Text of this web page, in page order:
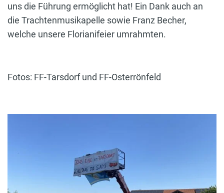
uns die Führung ermöglicht hat! Ein Dank auch an
die Trachtenmusikapelle sowie Franz Becher,
welche unsere Florianifeier umrahmten.
Fotos: FF-Tarsdorf und FF-Osterrönfeld